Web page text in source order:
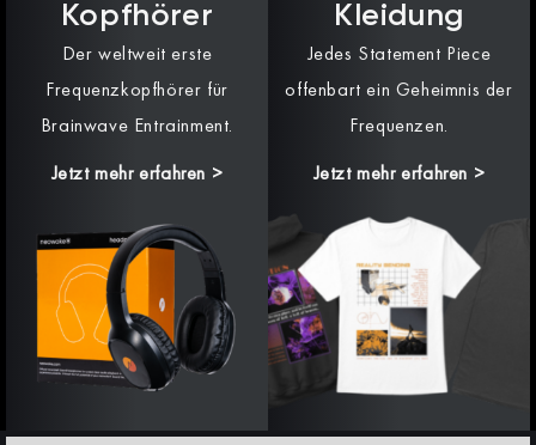
Kopfhörer
Der weltweit erste
Frequenzkopfhörer für
Brainwave Entrainment.
Jetzt mehr erfahren >
Kleidung
Jedes Statement Piece
offenbart ein Geheimnis der
Frequenzen.
Jetzt mehr erfahren >